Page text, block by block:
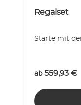
Regalset
Starte mit
ab 559,93 €